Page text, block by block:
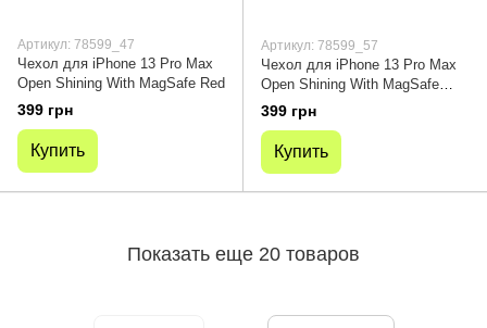
Артикул: 78599_47
Чехол для iPhone 13 Pro Max
Open Shining With MagSafe Red
399 грн
Купить
Артикул: 78599_57
Чехол для iPhone 13 Pro Max
Open Shining With MagSafe
Silver
399 грн
Купить
Показать еще 20 товаров